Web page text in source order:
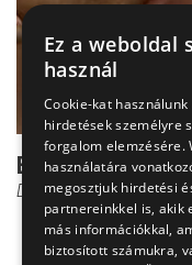
Ez a
Dr. Zolnay Péter
Ez a weboldal
használ
Cookie-kat
hirdetések személyre
forgalom elemzésére.
használatára
megosztjuk hirdetési
partnereinkkel is, akik
más információkkal,
biztosított számukra,